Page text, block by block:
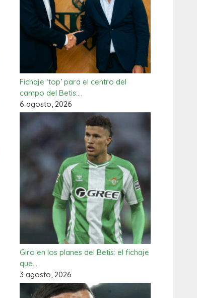
Fichaje ‘top’ para el centro del
campo del Betis:…
6 agosto, 2026
Giro en los planes del Betis: el fichaje
que…
3 agosto, 2026